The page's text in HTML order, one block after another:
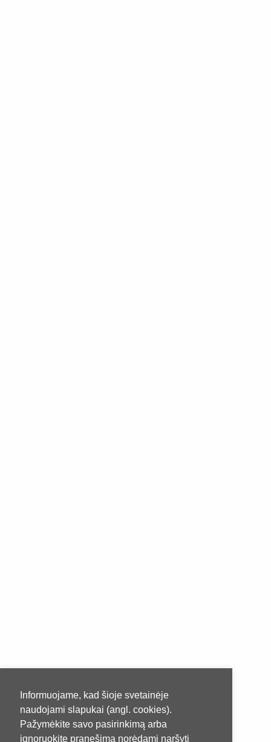
Informuojame, kad šioje svetainėje
naudojami slapukai (angl. cookies).
Pažymėkite savo pasirinkimą arba
ignoruokite pranešimą norėdami naršyti